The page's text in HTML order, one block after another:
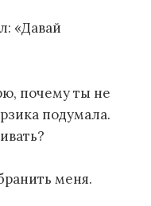
«Давай
почему ты не
подумала.
меня.